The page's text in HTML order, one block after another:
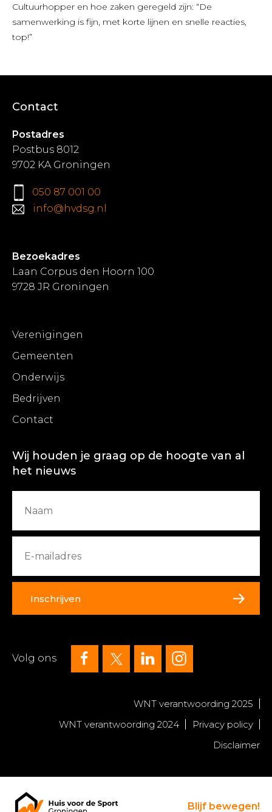
Cultuurhopper en hoe zaken geregeld zijn: “De
samenwerking is fijn, met korte lijnen en snelle reacties,
top!”
Contact
Postadres
Postbus 8012
9702 KA Groningen
050 87 001 00
info@hvdsg.nl
Bezoekadres
Laan Corpus den Hoorn 100
9728 JR Groningen
Verenigingen
Gemeenten
Onderwijs
Bedrijven
Contact
Wij houden je graag op de hoogte van al
het nieuws
Inschrijven
Volg ons
WNT verantwoording 2025
WNT verantwoording 2024
Privacy policy
Disclaimer
Blijf bewegen!